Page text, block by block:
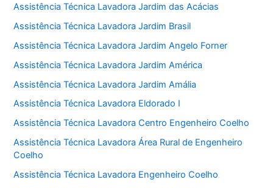
Assistência Técnica Lavadora Jardim das Acácias
Assistência Técnica Lavadora Jardim Brasil
Assistência Técnica Lavadora Jardim Angelo Forner
Assistência Técnica Lavadora Jardim América
Assistência Técnica Lavadora Jardim Amália
Assistência Técnica Lavadora Eldorado I
Assistência Técnica Lavadora Centro Engenheiro Coelho
Assistência Técnica Lavadora Área Rural de Engenheiro
Coelho
Assistência Técnica Lavadora Engenheiro Coelho